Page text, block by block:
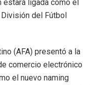
estará ligada como el
del Fútbol
(AFA) presentó a la
comercio electrónico
el nuevo naming